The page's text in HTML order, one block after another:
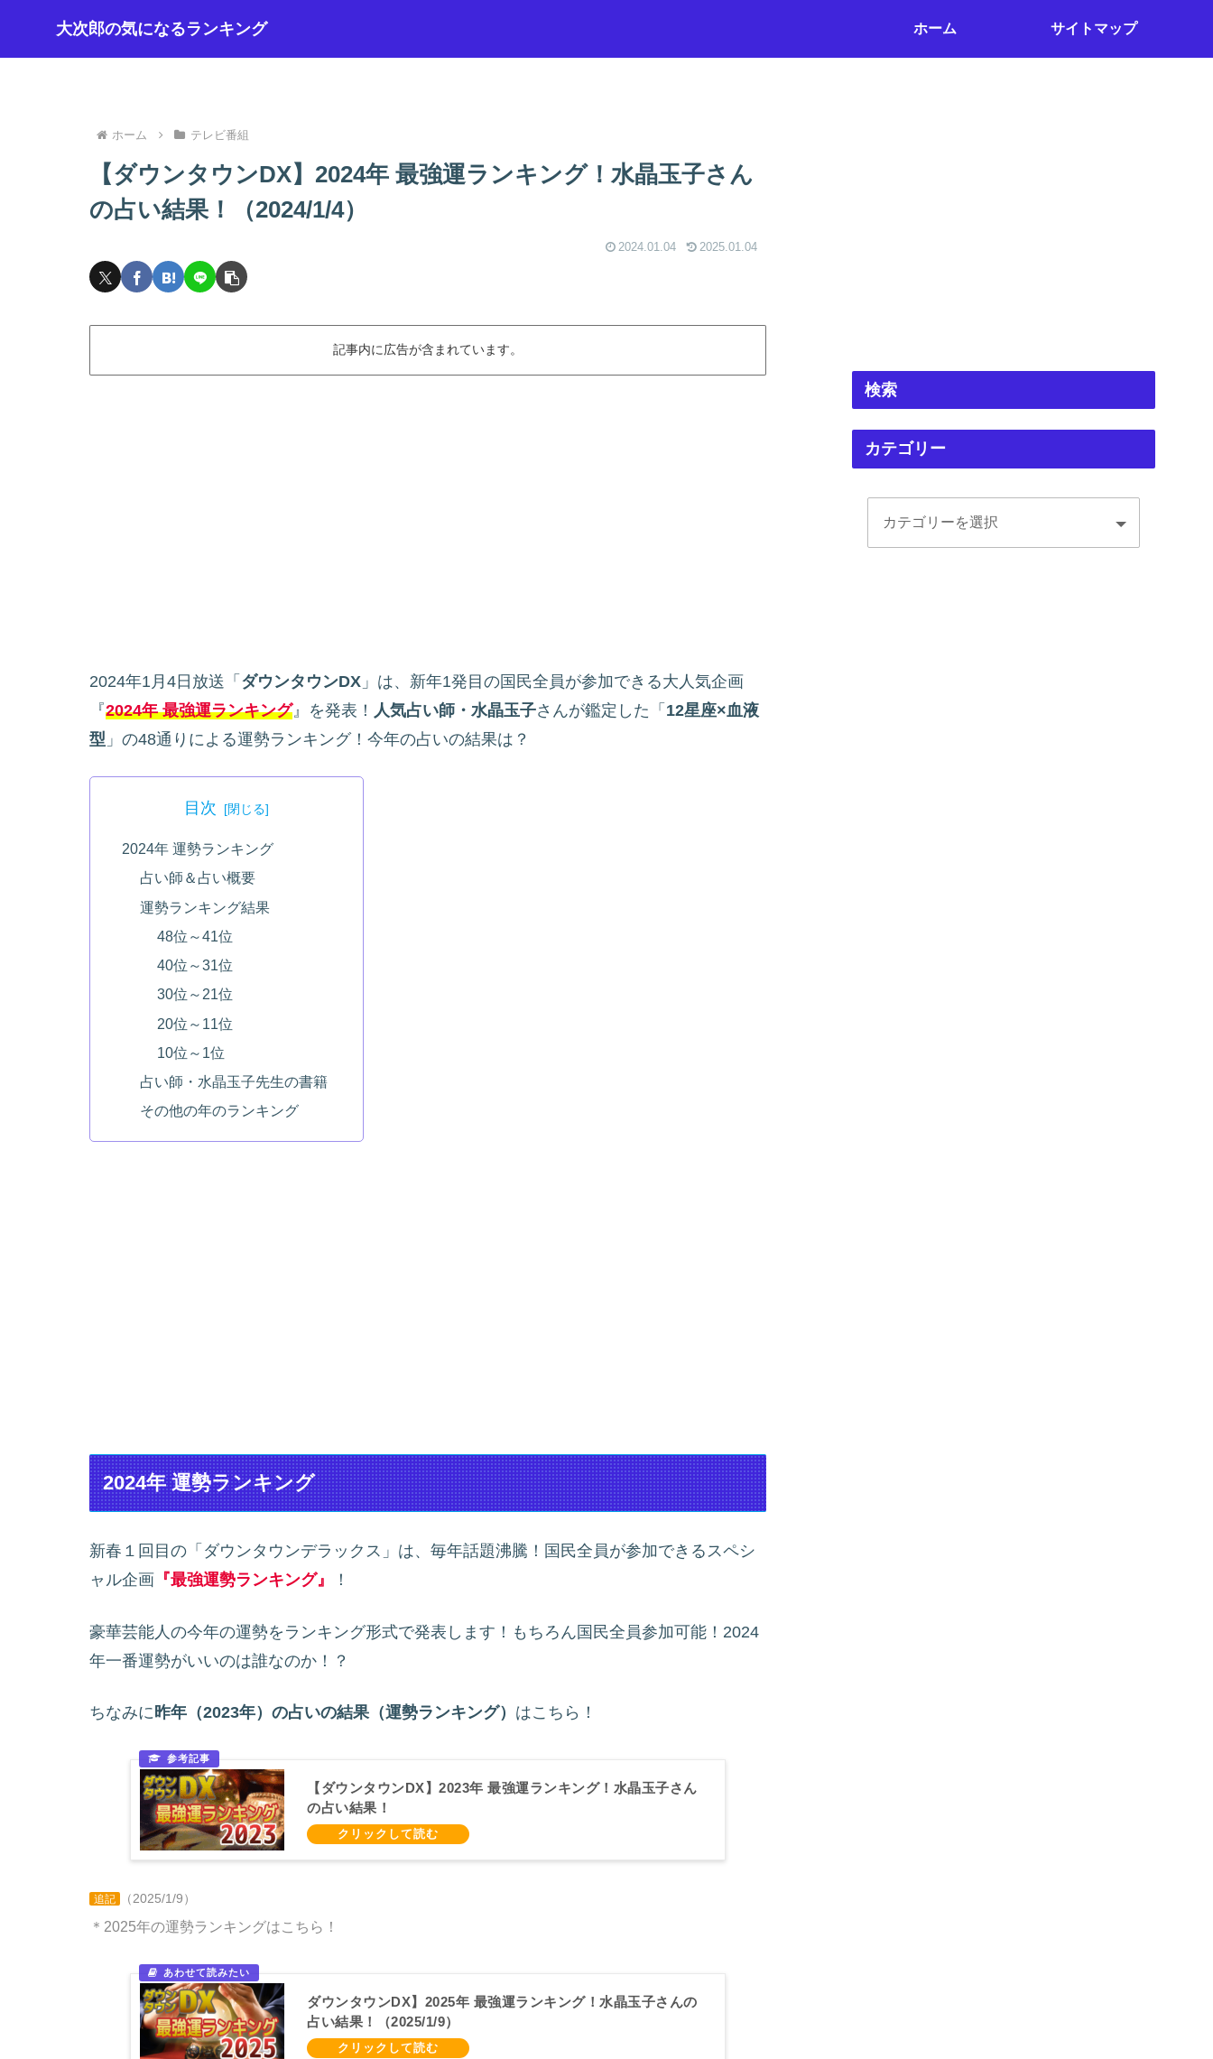
大次郎の気になるランキング ホーム サイトマップ
ホーム テレビ番組
【ダウンタウンDX】2024年 最強運ランキング！水晶玉子さん
の占い結果！（2024/1/4）
2024.01.04 2025.01.04
記事内に広告が含まれています。
2024年1月4日放送「 ダウンタウンDX 」は、新年1発目の国民全員が参加できる大人気企画
『2024年 最強運ランキング』を発表！ 人気占い師・水晶玉子さんが鑑定した「 12星座×血液
型 」の48通りによる運勢ランキング！今年の占いの結果は？
目次
2024年 運勢ランキング
占い師＆占い概要
運勢ランキング結果
48位～41位
40位～31位
30位～21位
20位～11位
10位～1位
占い師・水晶玉子先生の書籍
その他の年のランキング
2024年 運勢ランキング
新春１回目の「ダウンタウンデラックス」は、毎年話題沸騰！国民全員が参加できるスペシ
ャル企画 『最強運勢ランキング』 ！
豪華芸能人の今年の運勢をランキング形式で発表します！もちろん国民全員参加可能！2024
年一番運勢がいいのは誰なのか！？
ちなみに 昨年（2023年）の占いの結果（運勢ランキング） はこちら！
【ダウンタウンDX】2023年 最強運ランキング！水晶玉子さん
の占い結果！
追記 （2025/1/9）
＊2025年の運勢ランキングはこちら！
ダウンタウンDX】2025年 最強運ランキング！水晶玉子さんの
占い結果！（2025/1/9）
検索
カテゴリー